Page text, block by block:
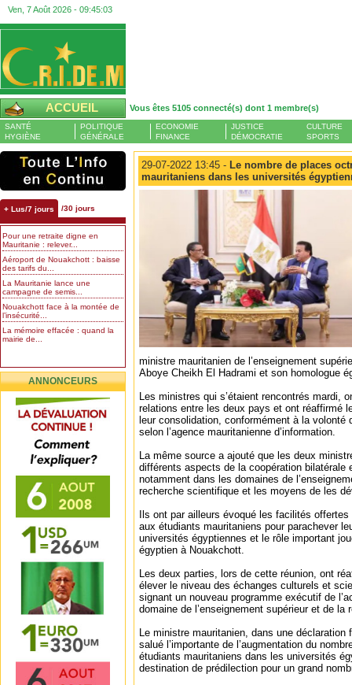
Ven, 7 Août 2026 - 09:45:04
ACCUEIL Vous êtes 5105 connecté(s) dont 1 membre(s)
SANTÉ
HYGIÈNE
POLITIQUE
GÉNÉRALE
ECONOMIE
FINANCE
JUSTICE
DÉMOCRATIE
CULTURE
SPORTS
+ Lus/7 jours /30 jours
Pour une retraite digne en
Mauritanie : relever...
Aéroport de Nouakchott : baisse
des tarifs du...
La Mauritanie lance une
campagne de semis...
Nouakchott face à la montée de
l’insécurité...
La mémoire effacée : quand la
mairie de...
ANNONCEURS
29-07-2022 13:45 - Le nombre de places
mauritaniens dans les universités
ministre mauritanien de l’enseignement
Aboye Cheikh El Hadrami et son homologue
Les ministres qui s’étaient rencontrés mardi,
relations entre les deux pays et ont réaffirmé
leur consolidation, conformément à la
selon l’agence mauritanienne d’information.
La même source a ajouté que les deux
différents aspects de la coopération bilatérale
notamment dans les domaines de
recherche scientifique et les moyens de les
Ils ont par ailleurs évoqué les facilités offertes
aux étudiants mauritaniens pour parachever
universités égyptiennes et le rôle important
égyptien à Nouakchott.
Les deux parties, lors de cette réunion, ont
élever le niveau des échanges culturels et
signant un nouveau programme exécutif de
domaine de l’enseignement supérieur et de la
Le ministre mauritanien, dans une
salué l’importante de l’augmentation du
étudiants mauritaniens dans les universités
destination de prédilection pour un grand